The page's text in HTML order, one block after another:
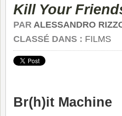
Kill Your
PAR ALESSANDRO
CLASSÉ DANS : FILMS
Br(h)it Machine